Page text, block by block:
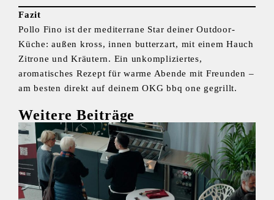
Fazit
Pollo Fino ist der mediterrane Star deiner Outdoor-
Küche: außen kross, innen butterzart, mit einem Hauch
Zitrone und Kräutern. Ein unkompliziertes,
aromatisches Rezept für warme Abende mit Freunden –
am besten direkt auf deinem OKG bbq one gegrillt.
Weitere Beiträge